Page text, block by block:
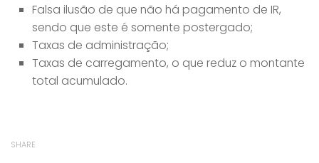
Falsa ilusão de que não há pagamento de IR,
sendo que este é somente postergado;
Taxas de administração;
Taxas de carregamento, o que reduz o montante
total acumulado.
SHARE